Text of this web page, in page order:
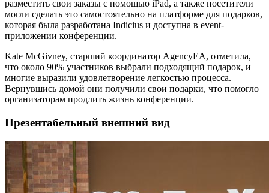
разместить свои заказы с помощью iPad, а также посетители
могли сделать это самостоятельно на платформе для подарков,
которая была разработана Indicius и доступна в event-
приложении конференции.
Kate McGivney, старший координатор AgencyEA, отметила,
что около 90% участников выбрали подходящий подарок, и
многие выразили удовлетворение легкостью процесса.
Вернувшись домой они получили свои подарки, что помогло
организаторам продлить жизнь конференции.
Презентабельный внешний вид